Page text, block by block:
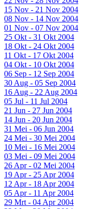
15 Nov - 21 Nov 2004
08 Nov - 14 Nov 2004
01 Nov - 07 Nov 2004
25 Okt - 31 Okt 2004
18 Okt - 24 Okt 2004
11 Okt - 17 Okt 2004
04 Okt - 10 Okt 2004
06 Sep - 12 Sep 2004
30 Aug - 05 Sep 2004
16 Aug - 22 Aug 2004
05 Jul - 11 Jul 2004
21 Jun - 27 Jun 2004
14 Jun - 20 Jun 2004
31 Mei - 06 Jun 2004
24 Mei - 30 Mei 2004
10 Mei - 16 Mei 2004
03 Mei - 09 Mei 2004
26 Apr - 02 Mei 2004
19 Apr - 25 Apr 2004
12 Apr - 18 Apr 2004
05 Apr - 11 Apr 2004
29 Mrt - 04 Apr 2004